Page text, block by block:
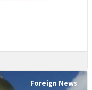
Foreign News